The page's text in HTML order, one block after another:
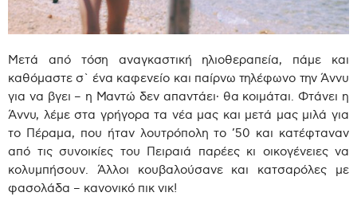
Μετά από τόση αναγκαστική ηλιοθεραπεία, πάμε και
καθόμαστε σ` ένα καφενείο και παίρνω τηλέφωνο την Άννυ
για να βγει – η Μαντώ δεν απαντάει∙ θα κοιμάται. Φτάνει η
Άννυ, λέμε στα γρήγορα τα νέα μας και μετά μας μιλά για
το Πέραμα, που ήταν λουτρόπολη το ’50 και κατέφταναν
από τις συνοικίες του Πειραιά παρέες κι οικογένειες να
κολυμπήσουν. Άλλοι κουβαλούσανε και κατσαρόλες με
φασολάδα – κανονικό πικ νικ!